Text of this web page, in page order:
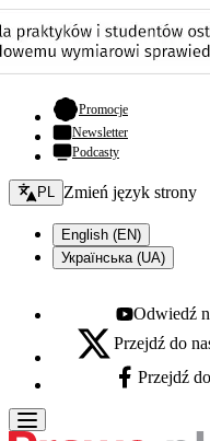
Promocje- otwiera się w
Newsletter
Podcasty
Zmień język - bieżący:
PL Zmień język strony
English (EN)
Українська (UA)
Youtube -
Odwiedź
X - otwiera się w nowej
Przejdź do
Facebook -
Przejdź